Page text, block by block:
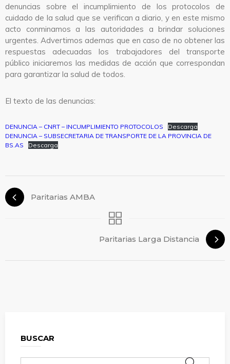
denuncias sobre el incumplimiento de los protocolos de
cuidado de la salud que se verifican a diario, y en este mismo
acto conminamos a las autoridades a brindar soluciones
urgentes. Advertimos ademas que en caso de no obtener las
respuestas adecuadas los trabajadores del transporte
público iniciaremos las medidas de acción que correspondan
para garantizar la salud de todos.
El texto de las denuncias:
DENUNCIA – CNRT – INCUMPLIMIENTO PROTOCOLOS
Descarga
DENUNCIA – SUBSECRETARIA DE TRANSPORTE DE LA PROVINCIA DE
BS.AS
Descarga
Paritarias AMBA
Paritarias Larga Distancia
BUSCAR